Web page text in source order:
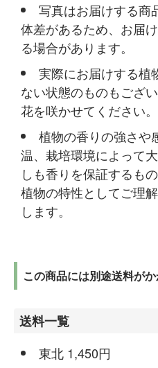
写真はお届けする商
体差があるため、お届
る場合があります。
実際にお届けする植
ない状態のものもござ
花を咲かせてください。
植物の香りの強さや
温、栽培環境によって
しも香りを保証するも
植物の特性としてご理
します。
この商品には別途送料が
送料一覧
東北 1,450円